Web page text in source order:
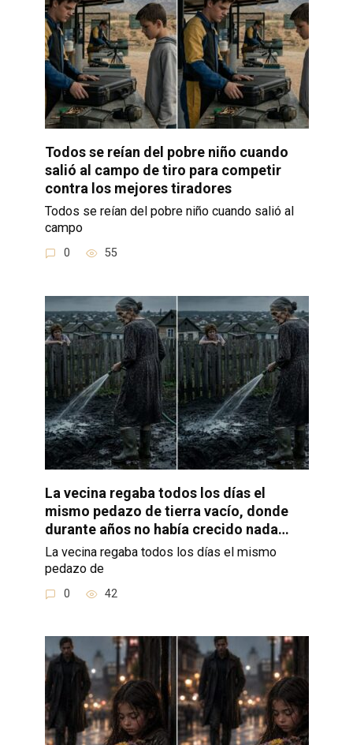
Todos se reían del pobre niño cuando
salió al campo de tiro para competir
contra los mejores tiradores
Todos se reían del pobre niño cuando salió al
campo
0 55
La vecina regaba todos los días el
mismo pedazo de tierra vacío, donde
durante años no había crecido nada…
La vecina regaba todos los días el mismo
pedazo de
0 42